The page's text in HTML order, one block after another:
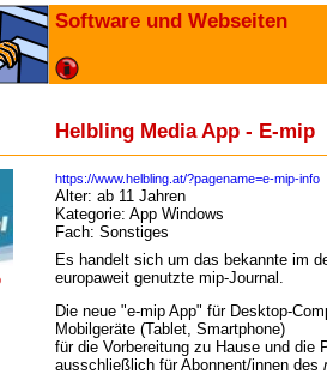
Software und Webseiten
Helbling Media App - E-mip
https://www.helbling.at/?pagename=e-mip-info
Alter: ab 11 Jahren
Kategorie: App Windows
Fach: Sonstiges
Es handelt sich um das bekannte im
europaweit genutzte mip-Journal.
Die neue "e-mip App" für Desktop-
Mobilgeräte (Tablet, Smartphone)
für die Vorbereitung zu Hause und die
ausschließlich für Abonnent/innen des